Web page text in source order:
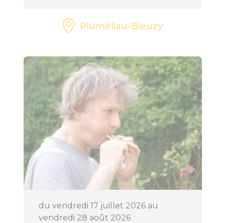
Pluméliau-Bieuzy
du vendredi 17 juillet 2026 au
vendredi 28 août 2026